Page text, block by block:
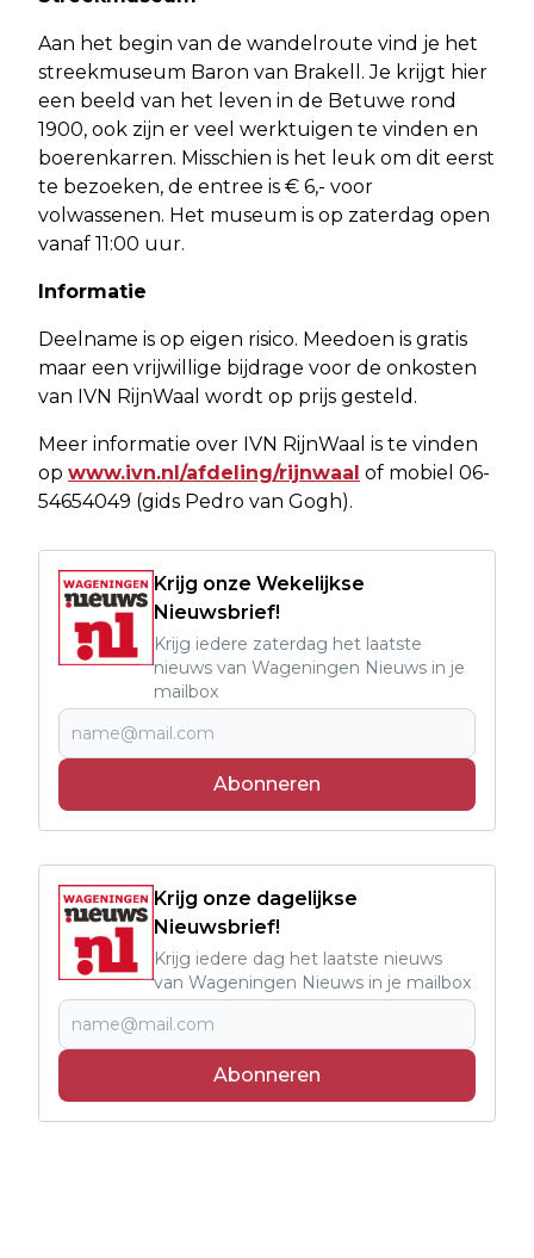
Aan het begin van de wandelroute vind je het
streekmuseum Baron van Brakell. Je krijgt hier
een beeld van het leven in de Betuwe rond
1900, ook zijn er veel werktuigen te vinden en
boerenkarren. Misschien is het leuk om dit eerst
te bezoeken, de entree is € 6,- voor
volwassenen. Het museum is op zaterdag open
vanaf 11:00 uur.
Informatie
Deelname is op eigen risico. Meedoen is gratis
maar een vrijwillige bijdrage voor de onkosten
van IVN RijnWaal wordt op prijs gesteld.
Meer informatie over IVN RijnWaal is te vinden
op www.ivn.nl/afdeling/rijnwaal of mobiel 06-
54654049 (gids Pedro van Gogh).
Krijg onze Wekelijkse
Nieuwsbrief!
Krijg iedere zaterdag het laatste
nieuws van Wageningen Nieuws in je
mailbox
Abonneren
Krijg onze dagelijkse
Nieuwsbrief!
Krijg iedere dag het laatste nieuws
van Wageningen Nieuws in je mailbox
Abonneren